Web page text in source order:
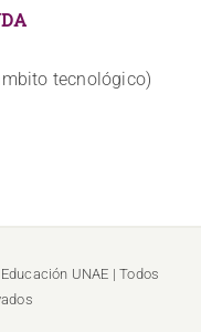
tecnológico)
UNAE | Todos